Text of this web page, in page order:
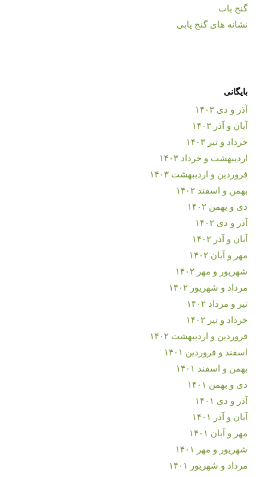
گنج یاب
نشانه های گنج یابی
بایگانی
آذر و دی ۱۴۰۳
آبان و آذر ۱۴۰۳
خرداد و تیر ۱۴۰۳
اردیبهشت و خرداد ۱۴۰۳
فروردین و اردیبهشت ۱۴۰۳
بهمن و اسفند ۱۴۰۲
دی و بهمن ۱۴۰۲
آذر و دی ۱۴۰۲
آبان و آذر ۱۴۰۲
مهر و آبان ۱۴۰۲
شهریور و مهر ۱۴۰۲
مرداد و شهریور ۱۴۰۲
تیر و مرداد ۱۴۰۲
خرداد و تیر ۱۴۰۲
فروردین و اردیبهشت ۱۴۰۲
اسفند و فروردین ۱۴۰۱
بهمن و اسفند ۱۴۰۱
دی و بهمن ۱۴۰۱
آذر و دی ۱۴۰۱
آبان و آذر ۱۴۰۱
مهر و آبان ۱۴۰۱
شهریور و مهر ۱۴۰۱
مرداد و شهریور ۱۴۰۱